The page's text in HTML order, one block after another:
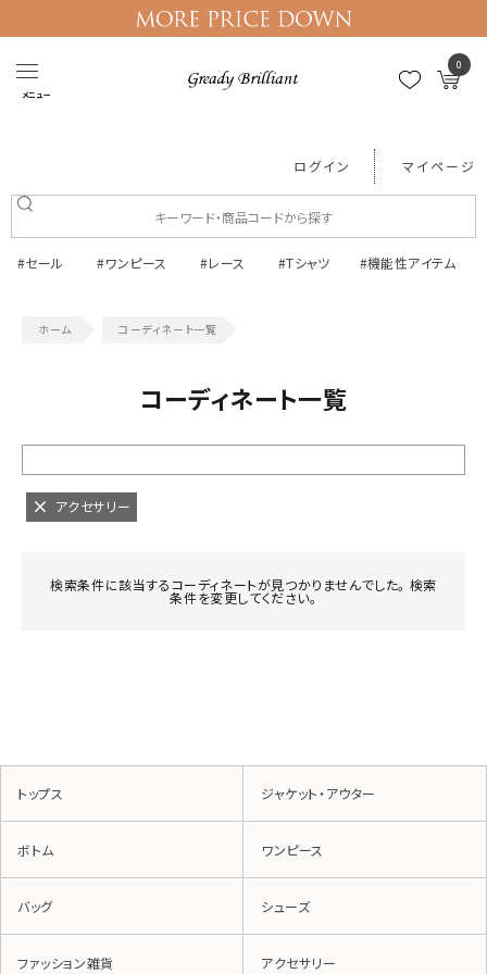
メニュー
0
ログイン マイページ
#セール #ワンピース #レース #Tシャツ #機能性アイテム
コーディネート一覧
コーディネート一覧
アクセサリー
検索条件に該当するコーディネートが見つかりませんでした。 検索
条件を変更してください。
トップス ジャケット・アウター
ボトム ワンピース
バッグ シューズ
ファッション雑貨 アクセサリー